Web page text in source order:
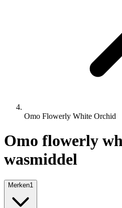
Omo Flowerly White Orchid
Omo flowerly
wasmiddel
Merken1